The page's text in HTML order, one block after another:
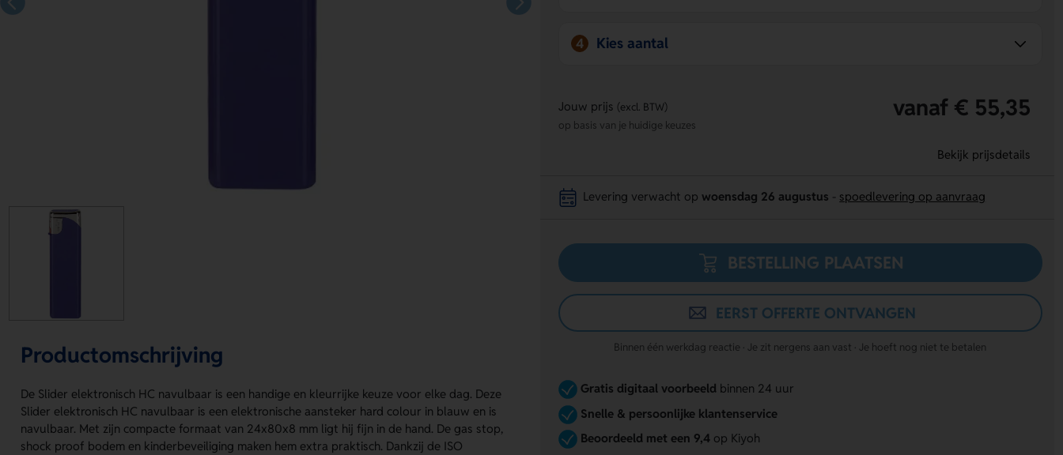
Productomschrijving
De Slider elektronisch HC navulbaar is een handige en kleurrijke keuze voor elke dag. Deze
Slider elektronisch HC navulbaar is een elektronische aansteker hard colour in blauw en is
navulbaar. Met zijn compacte formaat van 24x80x8 mm ligt hij fijn in de hand. De gas stop,
shock proof bodem en kinderbeveiliging maken hem extra praktisch. Dankzij de ISO
4 Kies aantal
Jouw prijs (excl. BTW) vanaf € 55,35
op basis van je huidige keuzes
Bekijk prijsdetails
Levering verwacht op woensdag 26 augustus spoedlevering op aanvraag
BESTELLING PLAATSEN
EERST OFFERTE ONTVANGEN
Binnen één werkdag reactie · Je zit nergens aan vast · Je hoeft nog niet te betalen
Gratis digitaal voorbeeldbinnen 24 uur
Snelle & persoonlijke klantenservice
Beoordeeld met een 9,4op Kiyoh